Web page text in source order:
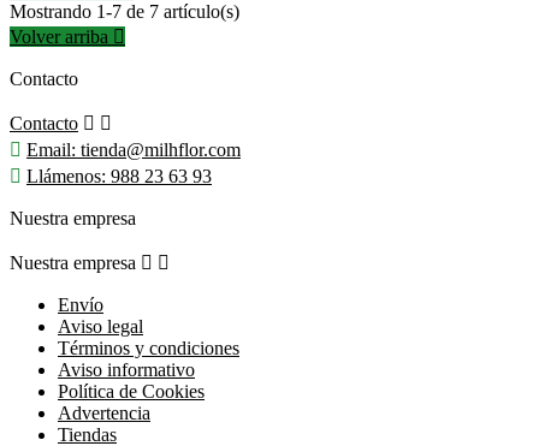
Mostrando 1-7 de 7 artículo(s)
Volver arriba 
Contacto
Contacto  
 Email: tienda@milhflor.com
 Llámenos: 988 23 63 93
Nuestra empresa
Nuestra empresa  
Envío
Aviso legal
Términos y condiciones
Aviso informativo
Política de Cookies
Advertencia
Tiendas